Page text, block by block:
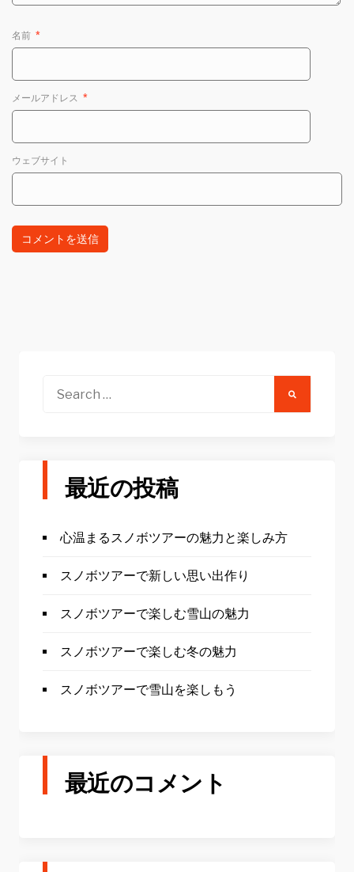
名前 *
メールアドレス *
ウェブサイト
Search
最近の投稿
心温まるスノボツアーの魅力と楽しみ方
スノボツアーで新しい思い出作り
スノボツアーで楽しむ雪山の魅力
スノボツアーで楽しむ冬の魅力
スノボツアーで雪山を楽しもう
最近のコメント